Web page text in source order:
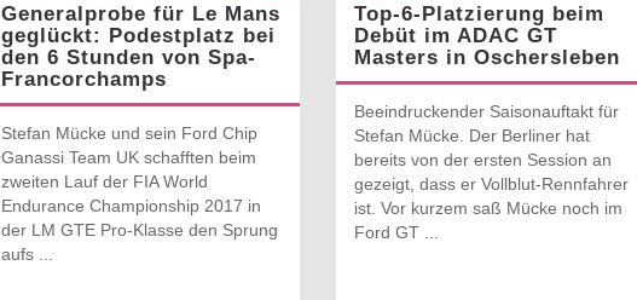
Generalprobe für Le Mans
geglückt: Podestplatz bei
den 6 Stunden von Spa-
Francorchamps
Stefan Mücke und sein Ford Chip
Ganassi Team UK schafften beim
zweiten Lauf der FIA World
Endurance Championship 2017 in
der LM GTE Pro-Klasse den Sprung
aufs ...
Top-6-Platzierung beim
Debüt im ADAC GT
Masters in Oschersleben
Beeindruckender Saisonauftakt für
Stefan Mücke. Der Berliner hat
bereits von der ersten Session an
gezeigt, dass er Vollblut-Rennfahrer
ist. Vor kurzem saß Mücke noch im
Ford GT ...